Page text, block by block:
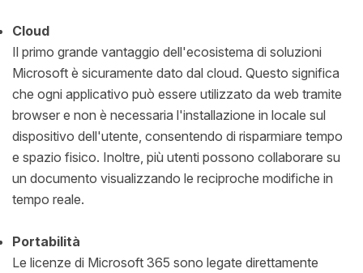
Cloud
Il primo grande vantaggio dell'ecosistema di soluzioni
Microsoft è sicuramente dato dal cloud. Questo significa
che ogni applicativo può essere utilizzato da web tramite
browser e non è necessaria l'installazione in locale sul
dispositivo dell'utente, consentendo di risparmiare tempo
e spazio fisico. Inoltre, più utenti possono collaborare su
un documento visualizzando le reciproche modifiche in
tempo reale.
Portabilità
Le licenze di Microsoft 365 sono legate direttamente